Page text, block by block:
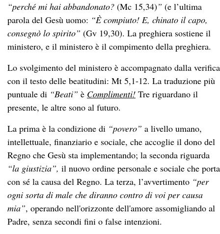
“perché mi hai abbandonato? (Mc 15,34)” (e l’ultima
parola del Gesù uomo: “È compiuto! E, chinato il capo,
consegnò lo spirito” (Gv 19,30). La preghiera sostiene il
ministero, e il ministero è il compimento della preghiera.
Lo svolgimento del ministero è accompagnato dalla verifica
con il testo delle beatitudini: Mt 5,1-12. La traduzione più
puntuale di “Beati” è Complimenti! Tre riguardano il
presente, le altre sono al futuro.
La prima è la condizione di “povero” a livello umano,
intellettuale, finanziario e sociale, che accoglie il dono del
Regno che Gesù sta implementando; la seconda riguarda
“la giustizia”, il nuovo ordine personale e sociale che porta
con sé la causa del Regno. La terza, l’avvertimento “per
ogni sorta di male che diranno contro di voi per causa
mia”, operando nell'orizzonte dell'amore assomigliando al
Padre, senza secondi fini o false intenzioni.